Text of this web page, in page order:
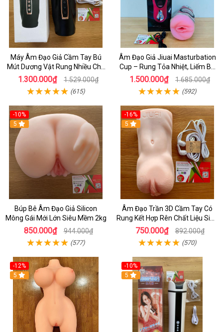
Máy Âm Đạo Giả Cầm Tay Bú
Mút Dương Vật Rung Nhiều Chế
Độ Sưởi Cho Nam Tự Sướng
1.300.000₫ 1.529.000₫
(615)
Âm Đạo Giả Jiuai Masturbation
Cup – Rung Tỏa Nhiệt, Liếm Bú
Tự Động 7 Chế Độ Mạnh Mẽ
1.500.000₫ 1.685.000₫
(592)
-10%
5
Búp Bê Âm Đạo Giả Silicon
Mông Gái Mới Lớn Siêu Mềm 2kg
850.000₫ 944.000₫
(577)
-16%
5
Âm Đạo Trần 3D Cầm Tay Có
Rung Kết Hợp Rên Chất Liệu Siêu
Mềm Dùng Cho Nam Giới Tự
Sướng
750.000₫ 892.000₫
(570)
-12%
5
-10%
5